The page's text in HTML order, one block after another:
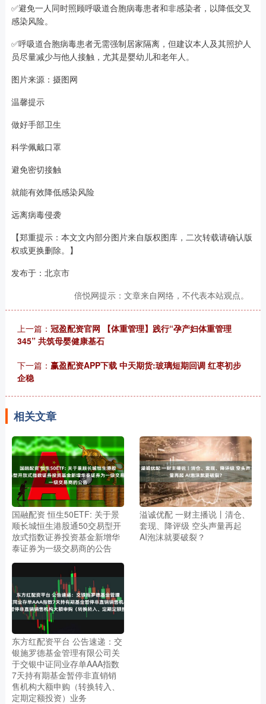
✅避免一人同时照顾呼吸道合胞病毒患者和非感染者，以降低交叉
感染风险。
✅呼吸道合胞病毒患者无需强制居家隔离，但建议本人及其照护人
员尽量减少与他人接触，尤其是婴幼儿和老年人。
图片来源：摄图网
温馨提示
做好手部卫生
科学佩戴口罩
避免密切接触
就能有效降低感染风险
远离病毒侵袭
【郑重提示：本文文内部分图片来自版权图库，二次转载请确认版
权或更换删除。】
发布于：北京市
倍悦网提示：文章来自网络，不代表本站观点。
上一篇： 冠盈配资官网 【体重管理】践行“孕产妇体重管理
345” 共筑母婴健康基石
下一篇： 赢盈配资APP下载 中天期货:玻璃短期回调 红枣初步
企稳
相关文章
国融配资 恒生50ETF: 关于景
顺长城恒生港股通50交易型开
放式指数证券投资基金新增华
泰证券为一级交易商的公告
溢诚优配 一财主播说丨清仓、
套现、降评级 空头声量再起
AI泡沫就要破裂？
东方红配资平台 公告速递：交
银施罗德基金管理有限公司关
于交银中证同业存单AAA指数
7天持有期基金暂停非直销销
售机构大额申购（转换转入、
定期定额投资）业务